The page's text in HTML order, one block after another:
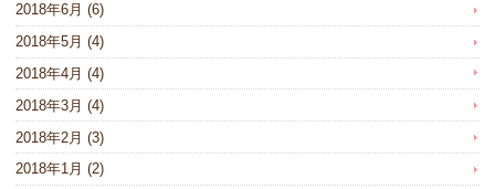
2018年6月 (6)
2018年5月 (4)
2018年4月 (4)
2018年3月 (4)
2018年2月 (3)
2018年1月 (2)